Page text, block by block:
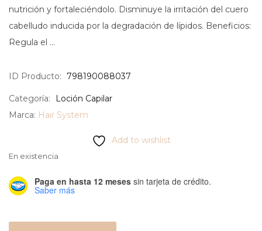
nutrición y fortaleciéndolo. Disminuye la irritación del cuero
cabelludo inducida por la degradación de lípidos. Beneficios:
Regula el …
ID Producto: 798190088037
Categoría:
Loción Capilar
Marca: Hair System
Add to wishlist
En existencia
Paga en hasta 12 meses sin tarjeta de crédito.
Saber más